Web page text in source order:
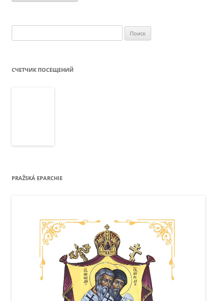
СЧЕТЧИК ПОСЕЩЕНИЙ
PRAŽSKÁ EPARCHIE